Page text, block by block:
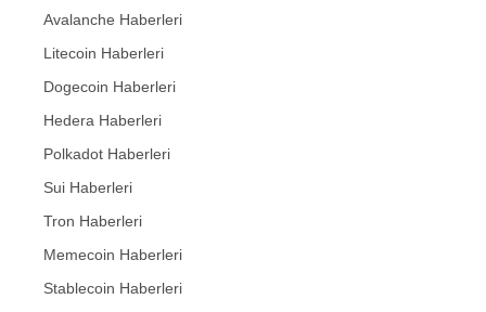
Avalanche Haberleri
Litecoin Haberleri
Dogecoin Haberleri
Hedera Haberleri
Polkadot Haberleri
Sui Haberleri
Tron Haberleri
Memecoin Haberleri
Stablecoin Haberleri